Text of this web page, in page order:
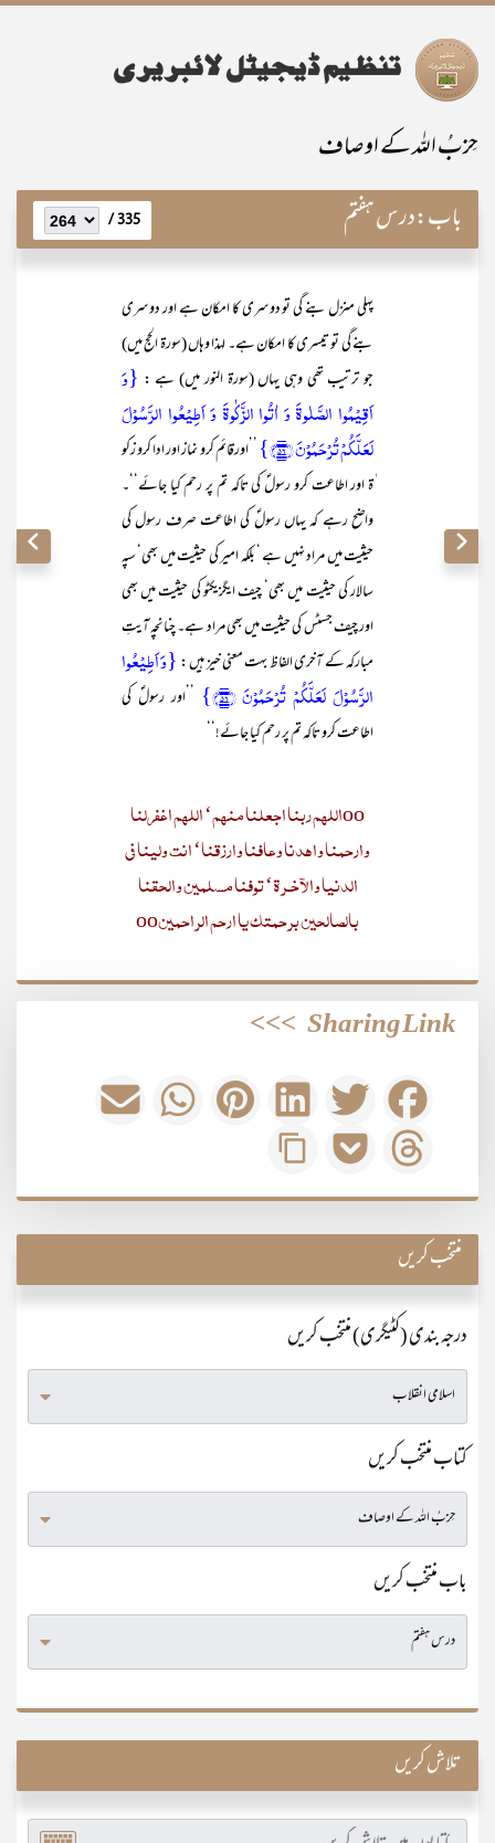
حِزبُ اللہ کے اوصاف
باب:درس ہفتم 335 /
پہلی منزل بنے گی تو دوسری کا امکان ہے اور دوسری
بنے گی تو تیسری کا امکان ہے۔ لہذا وہاں (سورۃ الحج میں)
جو ترتیب تھی وہی یہاں (سورۃ النور میں) ہے : {وَ
اَقِیۡمُوا الصَّلٰوۃَ وَ اٰتُوا الزَّکٰوۃَ وَ اَطِیۡعُوا الرَّسُوۡلَ
لَعَلَّکُمۡ تُرۡحَمُوۡنَ ﴿۵۶﴾}
’’اورقائم کرو نماز اور ادا کرو زکو
ٰۃ اور اطاعت کرو رسولؐ کی تاکہ تم پر رحم کیا جائے‘‘۔
واضح رہے کہ یہاں رسولؐ کی اطاعت صرف رسول کی
حیثیت میں مراد نہیں ہے ‘ بلکہ امیر کی حیثیت میں بھی‘ سپہ
سالار کی حیثیت میں بھی‘ چیف ایگزیکٹو کی حیثیت میں بھی
اور چیف جسٹس کی حیثیت میں بھی مراد ہے۔ چنانچہ آیتِ
مبارکہ کے آخری الفاظ بہت معنی خیز ہیں :{وَ اَطِیۡعُوا
الرَّسُوۡلَ لَعَلَّکُمۡ تُرۡحَمُوۡنَ ﴿۵۶﴾}
’’اور رسولؐ کی
اطاعت کرو تاکہ تم پر رحم کیا جائے!‘‘
ooاللھم ربنا اجعلنا منھم‘ اللھم اغفرلنا
وارحمنا واھدنا وعافنا وارزقنا‘ انت ولینا فی
الدنیا والآخـرۃ‘ توفنا مسلمین والحقنا
بالصالحین برحمتک یا ارحم الراحمینoo
Sharing Link
>>>
منتخب کریں
درجہ بندی (کٹیگری) منتخب کریں
کتاب منتخب کریں
باب منتخب کریں
تلاش کریں